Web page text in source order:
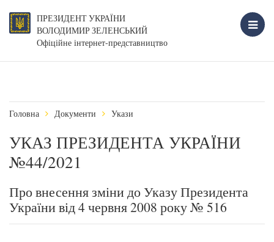
ПРЕЗИДЕНТ УКРАЇНИ
ВОЛОДИМИР ЗЕЛЕНСЬКИЙ
Офіційне інтернет-представництво
Головна Документи Укази
УКАЗ ПРЕЗИДЕНТА УКРАЇНИ
№44/2021
Про внесення зміни до Указу Президента
України від 4 червня 2008 року № 516